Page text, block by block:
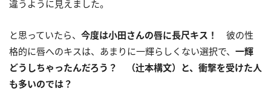
違うように見えました。
と思っていたら、 今度は小田さんの唇に長尺キス！
彼の性
格的に唇へのキスは、あまりに一輝らしくない選択で、 一輝
どうしちゃったんだろう？ （辻󠄀本構文）と、衝撃を受けた人
も多いのでは？